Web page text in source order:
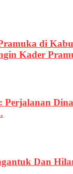
di
Kader
Dan